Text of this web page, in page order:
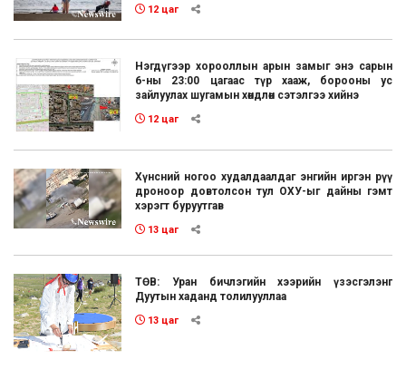
12 цаг
Нэгдүгээр хорооллын арын замыг энэ сарын
6-ны 23:00 цагаас түр хааж, борооны ус
зайлуулах шугамын хөндлөн сэтэлгээ хийнэ
12 цаг
Хүнсний ногоо худалдаалдаг энгийн иргэн рүү
дроноор довтолсон тул ОХУ-ыг дайны гэмт
хэрэгт буруутгав
13 цаг
ТӨВ: Уран бичлэгийн хээрийн үзэсгэлэнг
Дуутын хаданд толилууллаа
13 цаг